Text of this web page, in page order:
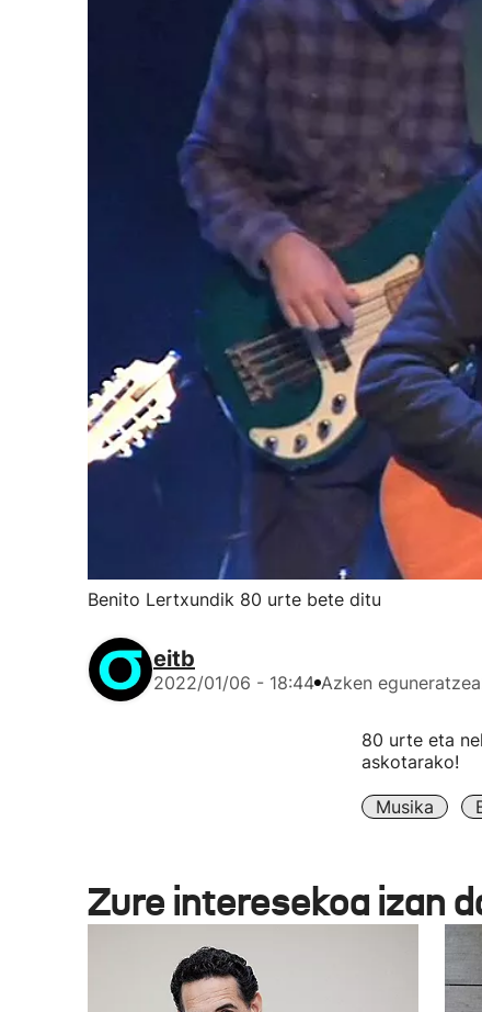
Benito Lertxundik 80 urte bete ditu
eitb
2022/01/06 - 18:44 Azken eguneratzea
80 urte eta
askotarako!
Musika
Zure interesekoa izan